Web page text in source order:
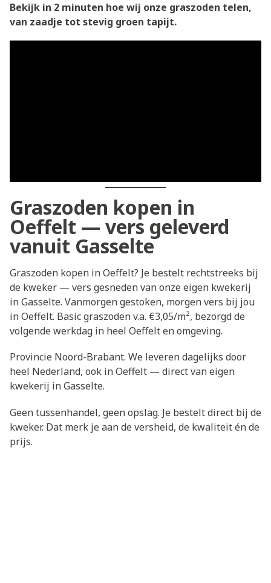
Bekijk in 2 minuten hoe wij onze graszoden telen,
van zaadje tot stevig groen tapijt.
Graszoden kopen in
Oeffelt — vers geleverd
vanuit Gasselte
Graszoden kopen in Oeffelt? Je bestelt rechtstreeks bij
de kweker — vers gesneden van onze eigen kwekerij
in Gasselte. Vanmorgen gestoken, morgen vers bij jou
in Oeffelt. Basic graszoden v.a. €3,05/m², bezorgd de
volgende werkdag in heel Oeffelt en omgeving.
Provincie Noord-Brabant. We leveren dagelijks door
heel Nederland, ook in Oeffelt — direct van eigen
kwekerij in Gasselte.
Geen tussenhandel, geen opslag. Je bestelt direct bij de
kweker. Dat merk je aan de versheid, de kwaliteit én de
prijs.